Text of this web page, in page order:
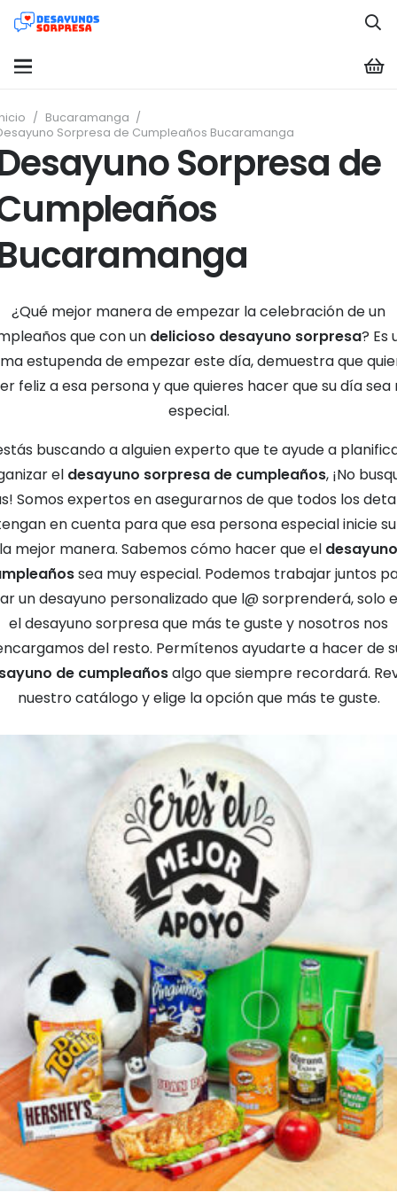
/ Bucaramanga /
Sorpresa de Cumpleaños Bucaramanga
Sorpresa de
¿Qué mejor manera de empezar la celebración de un
que con un delicioso desayuno sorpresa? Es
estupenda de empezar este día, demuestra que
feliz a esa persona y que quieres hacer que su día sea
especial.
buscando a alguien experto que te ayude a
el desayuno sorpresa de cumpleaños, ¡No
Somos expertos en asegurarnos de que todos los
en cuenta para que esa persona especial inicie
mejor manera. Sabemos cómo hacer que el
sea muy especial. Podemos trabajar juntos
un desayuno personalizado que l@ sorprenderá, solo
el desayuno sorpresa que más te guste y nosotros nos
del resto. Permítenos ayudarte a hacer de
de cumpleañosalgo que siempre recordará.
nuestro catálogo y elige la opción que más te guste.